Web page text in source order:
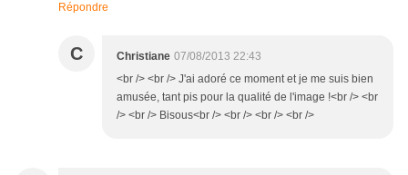
Répondre
C Christiane 07/08/2013 22:43
<br /> <br /> J'ai adoré ce moment et je me suis bien
amusée, tant pis pour la qualité de l'image !<br /> <br
/> <br /> Bisous<br /> <br /> <br /> <br />